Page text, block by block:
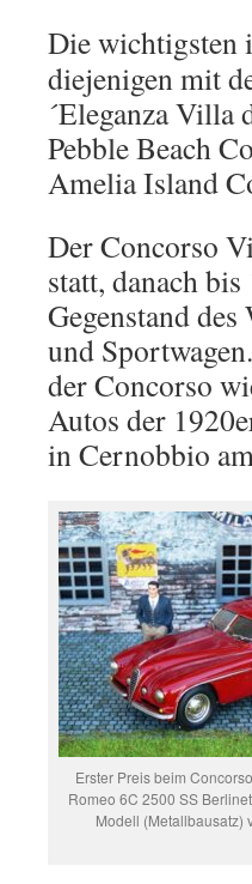
Die wichtigsten
diejenigen mit
´Eleganza Villa
Pebble Beach
Amelia Island
Der Concorso
statt, danach
Gegenstand
und
der Concorso
Autos der
in Cernobbio
Erster Preis beim
Romeo 6C 2500 SS
Modell (Metallbausatz)